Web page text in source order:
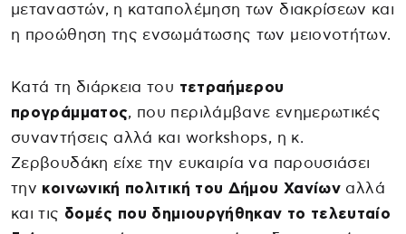
μεταναστών, η καταπολέμηση των διακρίσεων και
η προώθηση της ενσωμάτωσης των μειονοτήτων.
Κατά τη διάρκεια του τετραήμερου
προγράμματος, που περιλάμβανε ενημερωτικές
συναντήσεις αλλά και workshops, η κ.
Ζερβουδάκη είχε την ευκαιρία να παρουσιάσει
την κοινωνική πολιτική του Δήμου Χανίων αλλά
και τις δομές που δημιουργήθηκαν το τελευταίο